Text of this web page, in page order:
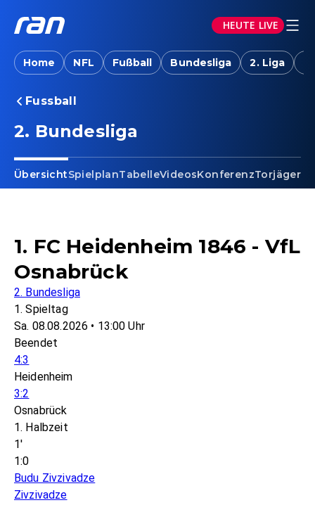
HEUTE LIVE
Home NFL Fußball Bundesliga 2. Liga
Fussball
2. Bundesliga
ÜbersichtSpielplanTabelleVideosKonferenzTorjäger
1. FC Heidenheim 1846 - VfL
Osnabrück
2. Bundesliga
1. Spieltag
Sa. 08.08.2026 • 13:00 Uhr
Beendet
4:3
Heidenheim
3:2
Osnabrück
1. Halbzeit
1'
1:0
Budu Zivzivadze
Zivzivadze